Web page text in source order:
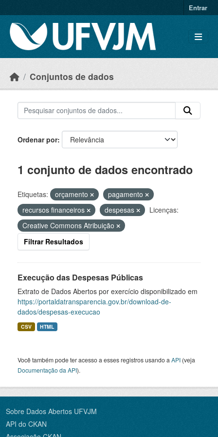
Entrar
Conjuntos de dados
Ordenar por
1 conjunto de dados encontrado
Etiquetas: orçamento
pagamento
recursos financeiros
despesas
Licenças:
Creative Commons Atribuição
Filtrar Resultados
Execução das Despesas Públicas
Extrato de Dados Abertos por exercício disponibilizado em
https://portaldatransparencia.gov.br/download-de-
dados/despesas-execucao
CSV HTML
Você também pode ter acesso a esses registros usando a API (veja
Documentação da API).
Sobre Dados Abertos UFVJM
API do CKAN